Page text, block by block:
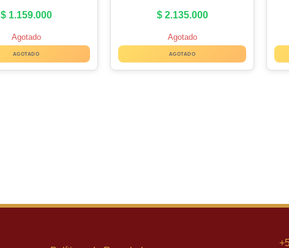
$1.159.000
Agotado
AGOTADO
$2.135.000
Agotado
AGOTADO
+